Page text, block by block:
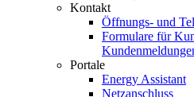
Kontakt
Öffnungs- und
Formulare für
Portale
Energy Assistant
Netzanschluss